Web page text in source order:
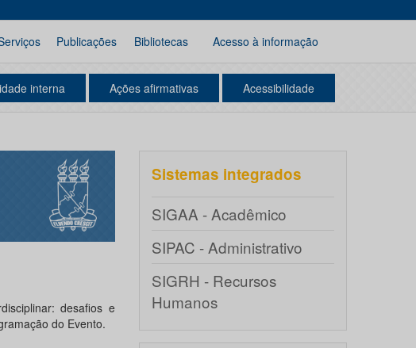
Publicações Bibliotecas Acesso à informação
interna Ações afirmativas Acessibilidade
desafios e
do Evento.
Sistemas integrados
SIGAA - Acadêmico
SIPAC - Administrativo
SIGRH - Recursos
Humanos